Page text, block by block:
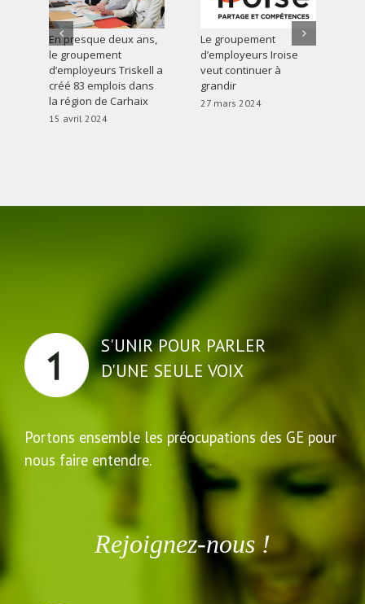
En presque deux ans,
le groupement
d’employeurs Triskell a
créé 83 emplois dans
la région de Carhaix
15 avril 2024
Le groupement
d’employeurs Iroise
veut continuer à
grandir
27 mars 2024
S'UNIR POUR PARLER
D'UNE SEULE VOIX
Portons ensemble les préocupations des GE pour
nous faire entendre.
Rejoignez-nous !